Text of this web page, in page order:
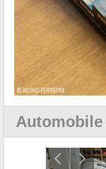
Automobile